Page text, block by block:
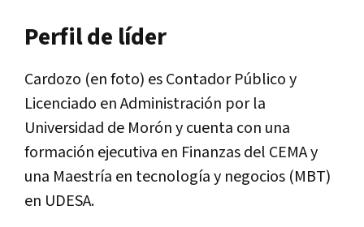
Perfil de líder
Cardozo (en foto) es Contador Público y
Licenciado en Administración por la
Universidad de Morón y cuenta con una
formación ejecutiva en Finanzas del CEMA y
una Maestría en tecnología y negocios (MBT)
en UDESA.